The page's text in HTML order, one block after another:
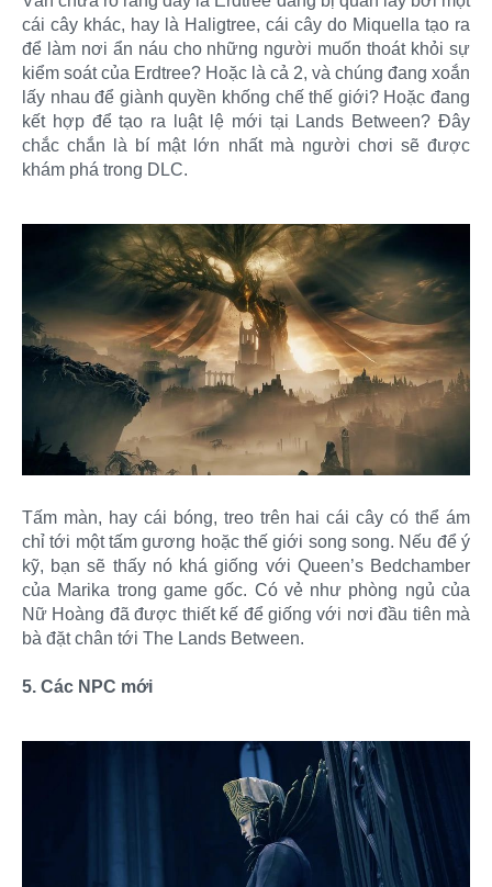
cái cây khác, hay là Haligtree, cái cây do Miquella tạo ra
để làm nơi ẩn náu cho những người muốn thoát khỏi sự
kiểm soát của Erdtree? Hoặc là cả 2, và chúng đang xoắn
lấy nhau để giành quyền khống chế thế giới? Hoặc đang
kết hợp để tạo ra luật lệ mới tại Lands Between? Đây
chắc chắn là bí mật lớn nhất mà người chơi sẽ được
khám phá trong DLC.
Tấm màn, hay cái bóng, treo trên hai cái cây có thể ám
chỉ tới một tấm gương hoặc thế giới song song. Nếu để ý
kỹ, bạn sẽ thấy nó khá giống với Queen’s Bedchamber
của Marika trong game gốc. Có vẻ như phòng ngủ của
Nữ Hoàng đã được thiết kế để giống với nơi đầu tiên mà
bà đặt chân tới The Lands Between.
5. Các NPC mới